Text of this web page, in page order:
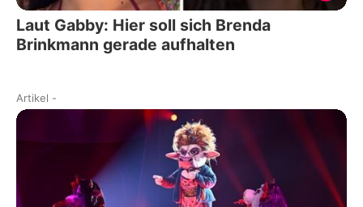
Laut Gabby: Hier soll sich Brenda
Brinkmann gerade aufhalten
Artikel -